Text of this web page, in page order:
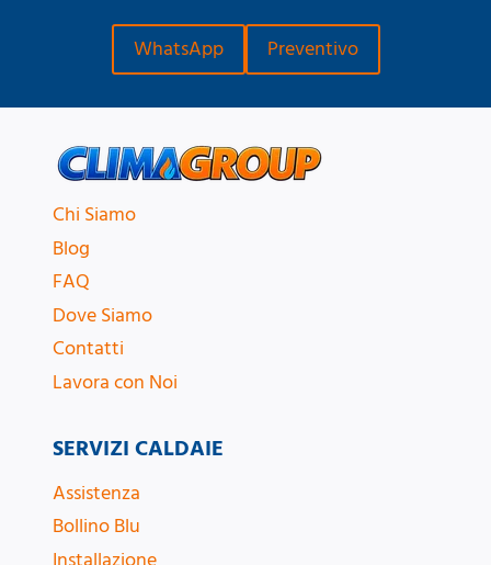
WhatsApp Preventivo
Chi Siamo
Blog
FAQ
Dove Siamo
Contatti
Lavora con Noi
SERVIZI CALDAIE
Assistenza
Bollino Blu